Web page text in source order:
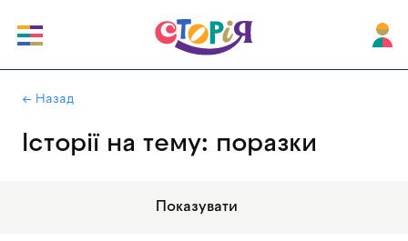
← Назад
Історії на тему: поразки
Показувати